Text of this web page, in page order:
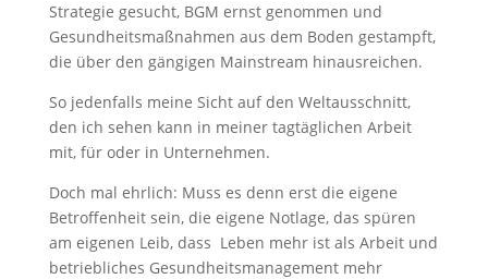
Strategie gesucht, BGM ernst genommen und
Gesundheitsmaßnahmen aus dem Boden gestampft,
die über den gängigen Mainstream hinausreichen.
So jedenfalls meine Sicht auf den Weltausschnitt,
den ich sehen kann in meiner tagtäglichen Arbeit
mit, für oder in Unternehmen.
Doch mal ehrlich: Muss es denn erst die eigene
Betroffenheit sein, die eigene Notlage, das spüren
am eigenen Leib, dass Leben mehr ist als Arbeit und
betriebliches Gesundheitsmanagement mehr